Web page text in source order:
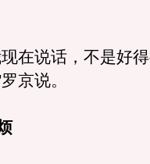
说话，不是好得
京说。